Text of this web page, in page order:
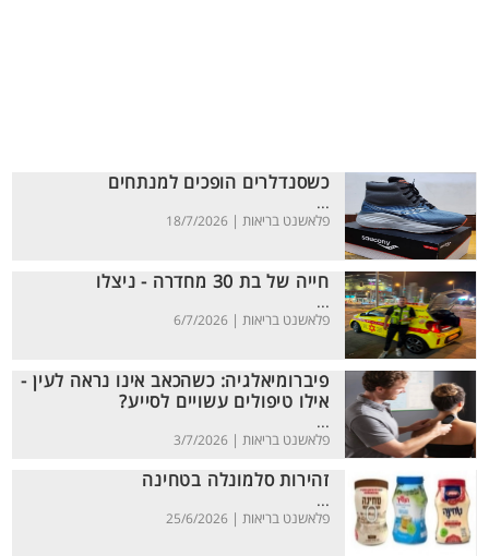
כשסנדלרים הופכים למנתחים
...
פלאשנט בריאות | 18/7/2026
חייה של בת 30 מחדרה - ניצלו
...
פלאשנט בריאות | 6/7/2026
פיברומיאלגיה: כשהכאב אינו נראה לעין -
אילו טיפולים עשויים לסייע?
...
פלאשנט בריאות | 3/7/2026
זהירות סלמונלה בטחינה
...
פלאשנט בריאות | 25/6/2026